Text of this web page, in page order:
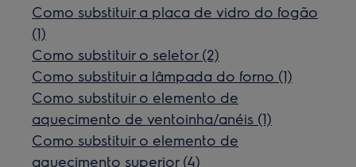
Como substituir a placa de vidro do fogão
(1)
Como substituir o seletor (2)
Como substituir a lâmpada do forno (1)
Como substituir o elemento de
aquecimento de ventoinha/anéis (1)
Como substituir o elemento de
aquecimento superior (4)